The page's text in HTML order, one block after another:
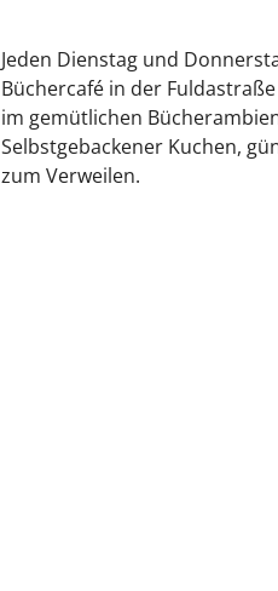
Jeden Dienstag und
Büchercafé in der
im gemütlichen
Selbstgebackener Kuchen,
zum Verweilen.